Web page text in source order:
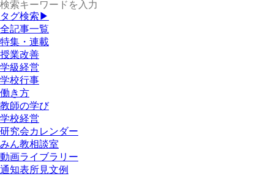
タグ検索▶
全記事一覧
特集・連載
授業改善
学級経営
学校行事
働き方
教師の学び
学校経営
研究会カレンダー
みん教相談室
動画ライブラリー
通知表所見文例